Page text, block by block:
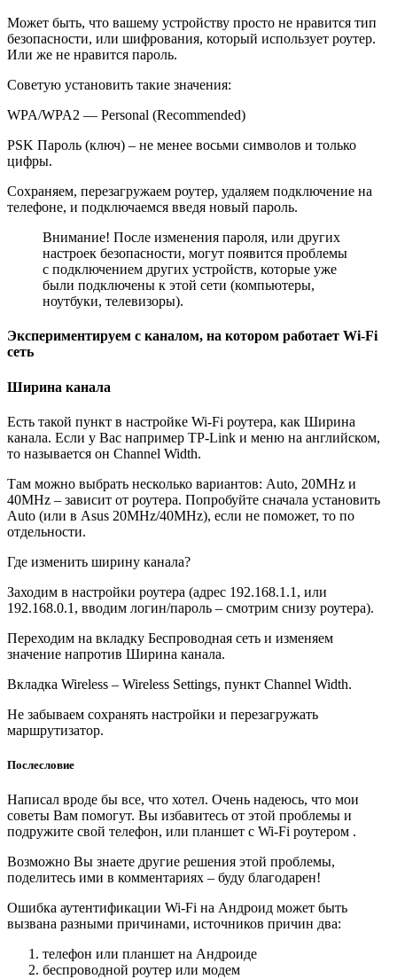
Может быть, что вашему устройству просто не нравится тип
безопасности, или шифрования, который использует роутер.
Или же не нравится пароль.
Советую установить такие значения:
WPA/WPA2 — Personal (Recommended)
PSK Пароль (ключ) – не менее восьми символов и только
цифры.
Сохраняем, перезагружаем роутер, удаляем подключение на
телефоне, и подключаемся введя новый пароль.
Внимание! После изменения пароля, или других
настроек безопасности, могут появится проблемы
с подключением других устройств, которые уже
были подключены к этой сети (компьютеры,
ноутбуки, телевизоры).
Экспериментируем с каналом, на котором работает Wi-Fi
сеть
Ширина канала
Есть такой пункт в настройке Wi-Fi роутера, как Ширина
канала. Если у Вас например TP-Link и меню на английском,
то называется он Channel Width.
Там можно выбрать несколько вариантов: Auto, 20MHz и
40MHz – зависит от роутера. Попробуйте сначала установить
Auto (или в Asus 20MHz/40MHz), если не поможет, то по
отдельности.
Где изменить ширину канала?
Заходим в настройки роутера (адрес 192.168.1.1, или
192.168.0.1, вводим логин/пароль – смотрим снизу роутера).
Переходим на вкладку Беспроводная сеть и изменяем
значение напротив Ширина канала.
Вкладка Wireless – Wireless Settings, пункт Channel Width.
Не забываем сохранять настройки и перезагружать
маршрутизатор.
Послесловие
Написал вроде бы все, что хотел. Очень надеюсь, что мои
советы Вам помогут. Вы избавитесь от этой проблемы и
подружите свой телефон, или планшет с Wi-Fi роутером .
Возможно Вы знаете другие решения этой проблемы,
поделитесь ими в комментариях – буду благодарен!
Ошибка аутентификации Wi-Fi на Андроид может быть
вызвана разными причинами, источников причин два:
телефон или планшет на Андроиде
беспроводной роутер или модем